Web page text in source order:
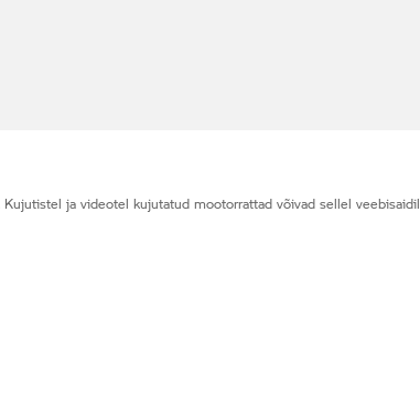
ja videotel kujutatud mootorrattad võivad sellel veebisaidil